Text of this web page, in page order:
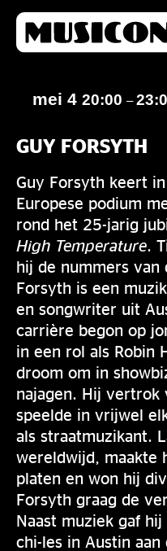
mei 4 20:00 –
GUY FORSYTH
Guy Forsyth keert
Europese podium
rond het 25-jarig
High Temperature.
hij de nummers van
Forsyth is een
en songwriter uit
carrière begon op
in een rol als Robin
droom om in
najagen. Hij vertrok
speelde in vrijwel
als straatmuzikant.
wereldwijd, maakte
platen en won hij
Forsyth graag de
Naast muziek gaf
chi-les in Austin aan